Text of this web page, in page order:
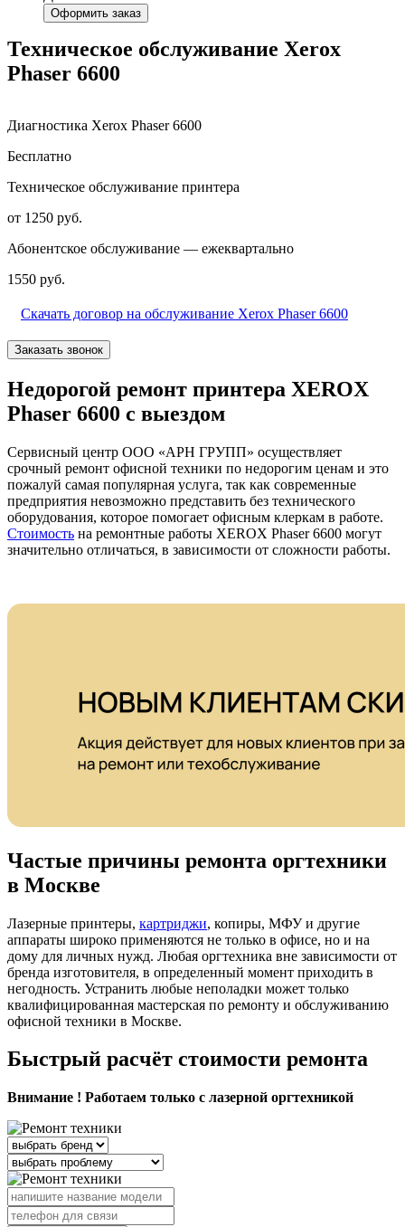
Оформить заказ
Техническое обслуживание Xerox
Phaser 6600
Диагностика Xerox Phaser 6600
Бесплатно
Техническое обслуживание принтера
от 1250 руб.
Абонентское обслуживание — ежеквартально
1550 руб.
Скачать договор на обслуживание Xerox Phaser 6600
Заказать звонок
Недорогой ремонт принтера XEROX
Phaser 6600 с выездом
Сервисный центр ООО «АРН ГРУПП» осуществляет
срочный ремонт офисной техники по недорогим ценам и это
пожалуй самая популярная услуга, так как современные
предприятия невозможно представить без технического
оборудования, которое помогает офисным клеркам в работе.
Стоимость на ремонтные работы XEROX Phaser 6600 могут
значительно отличаться, в зависимости от сложности работы.
Частые причины ремонта оргтехники
в Москве
Лазерные принтеры, картриджи, копиры, МФУ и другие
аппараты широко применяются не только в офисе, но и на
дому для личных нужд. Любая оргтехника вне зависимости от
бренда изготовителя, в определенный момент приходить в
негодность. Устранить любые неполадки может только
квалифицированная мастерская по ремонту и обслуживанию
офисной техники в Москве.
Быстрый расчёт стоимости ремонта
Внимание ! Работаем только с лазерной оргтехникой